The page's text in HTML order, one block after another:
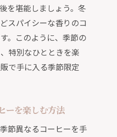
を堪能しましょう。冬
スパイシーな香りのコ
。このように、季節の
特別なひとときを楽
で手に入る季節限定
ーを楽しむ方法
節異なるコーヒーを手